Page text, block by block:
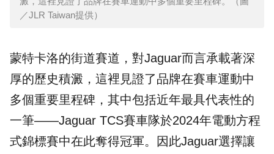
／JLR Taiwan提供）
蒙特卡洛的街道賽道，對Jaguar而言承載著深
厚的歷史積澱，這裡見證了品牌在賽車運動中
多個重要里程碑，其中包括近年最具代表性的
一筆——Jaguar TCS賽車隊於2024年電動方程
式錦標賽中在此奪得冠軍。因此Jaguar選擇讓